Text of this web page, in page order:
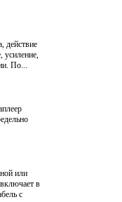
действие
усиление,
По...
или
в
с